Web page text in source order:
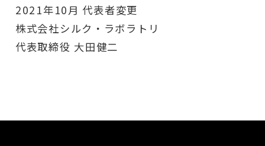
2021年10月 代表者変更
株式会社シルク・ラボラトリ
代表取締役 大田健二